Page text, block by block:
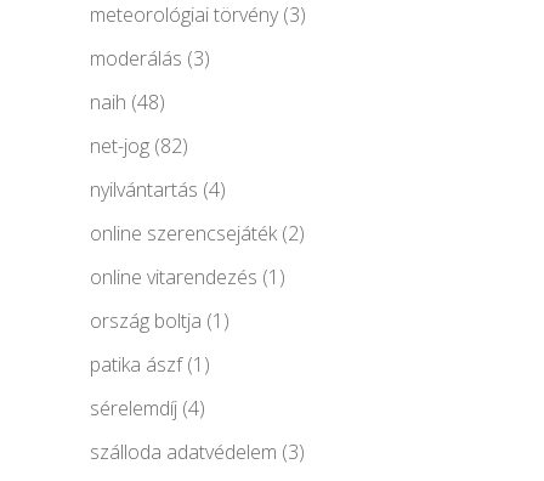
meteorológiai törvény(3)
moderálás (3)
naih (48)
net-jog (82)
nyilvántartás (4)
online szerencsejáték(2)
online vitarendezés (1)
ország boltja (1)
patika ászf(1)
sérelemdíj (4)
szálloda adatvédelem (3)